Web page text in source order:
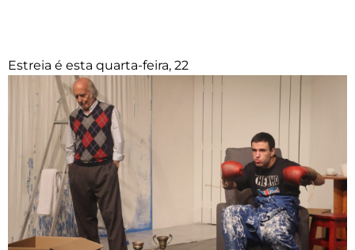
Estreia é esta quarta-feira, 22